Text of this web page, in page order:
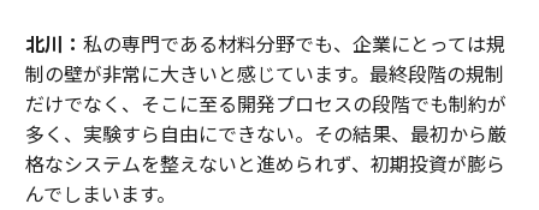
北川： 私の専門である材料分野でも、企業にとっては規
制の壁が非常に大きいと感じています。最終段階の規制
だけでなく、そこに至る開発プロセスの段階でも制約が
多く、実験すら自由にできない。その結果、最初から厳
格なシステムを整えないと進められず、初期投資が膨ら
んでしまいます。